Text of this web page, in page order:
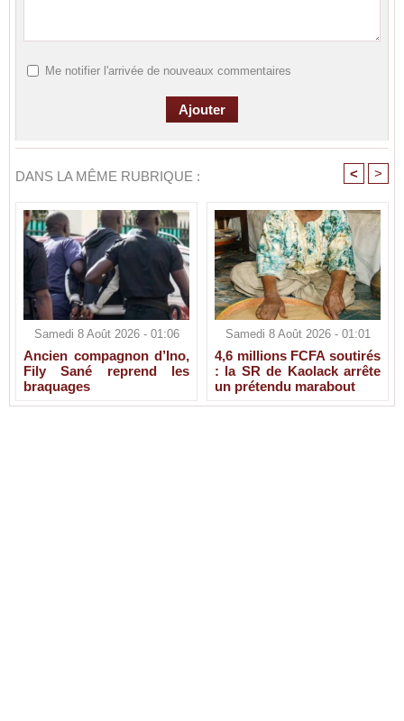
Me notifier l'arrivée de nouveaux commentaires
DANS LA MÊME RUBRIQUE : < >
Samedi 8 Août 2026 - 01:06
Ancien compagnon d’Ino,
Fily Sané reprend les
braquages
Samedi 8 Août 2026 - 01:01
4,6 millions FCFA soutirés
: la SR de Kaolack arrête
un prétendu marabout